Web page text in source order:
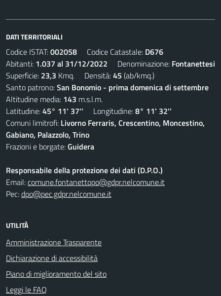
DATI TERRITORIALI
Codice ISTAT:002058 Codice Catastale: D676
Abitanti: 1.037 al 31/12/2022 Denominazione: Fontanettesi
Superficie: 23,3 Kmq. Densità:45 (ab/kmq.)
Santo patrono:San Bonomio - prima domenica di settembre
Altitudine media: 143 m.s.l.m.
Latitudine:45° 11' 37'' Longitudine:8° 11' 32''
Comuni limitrofi: Livorno Ferraris, Crescentino, Moncestino,
Gabiano, Palazzolo, Trino
Frazioni e borgate:Guidera
Responsabile della protezione dei dati (D.P.O.)
Email:comune.fontanettopo@gdpr.nelcomune.it
Pec:dpo@pec.gdpr.nelcomune.it
UTILITÀ
Amministrazione Trasparente
Dichiarazione di accessibilità
Piano di miglioramento del sito
Leggi le FAQ